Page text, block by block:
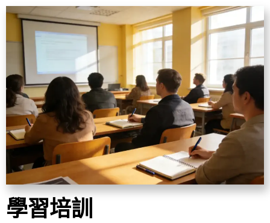
學習培訓